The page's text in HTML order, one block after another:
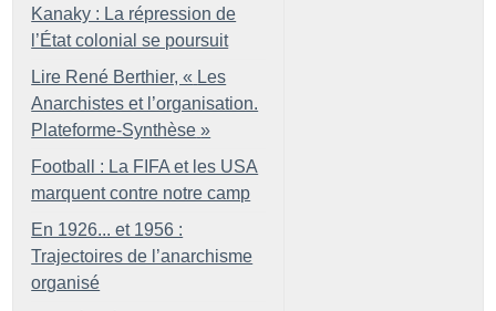
Kanaky : La répression de
l’État colonial se poursuit
Lire René Berthier, « Les
Anarchistes et l’organisation.
Plateforme-Synthèse »
Football : La FIFA et les USA
marquent contre notre camp
En 1926... et 1956 :
Trajectoires de l’anarchisme
organisé